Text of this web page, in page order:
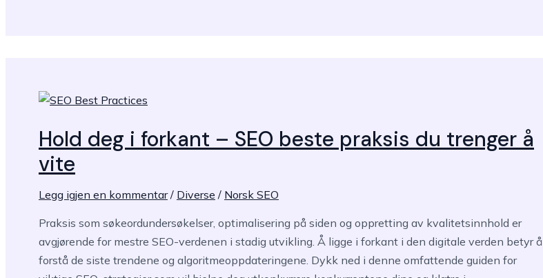
overvåking
analyse
av
kampanjeresultater
Hold deg i forkant – SEO beste praksis du trenger å
vite
Legg igjen en kommentar / Diverse / Norsk SEO
Praksis som søkeordundersøkelser, optimalisering på siden og oppretting av kvalitetsinnhold er
avgjørende for mestre SEO-verdenen i stadig utvikling. Å ligge i forkant i den digitale verden betyr å
forstå de siste trendene og algoritmeoppdateringene. Dykk ned i denne omfattende guiden for